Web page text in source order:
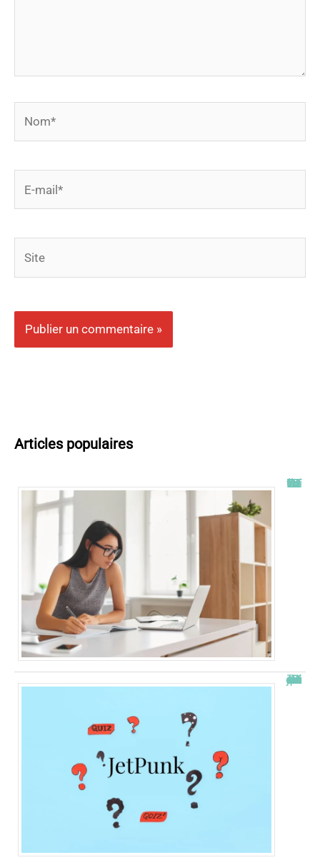
mail*
Articles populaires
Tout savoir sur l’ENT UT2J
JetPunk : le meilleur site de quiz et de jeux !